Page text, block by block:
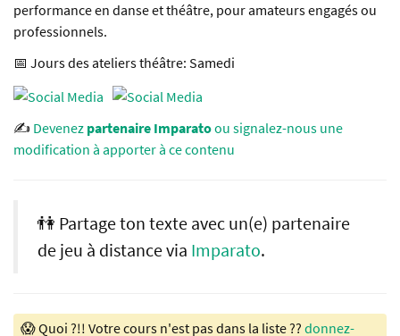
performance en danse et théâtre, pour amateurs engagés ou
professionnels.
📅 Jours des ateliers théâtre: Samedi
✍️ Devenez partenaire Imparatoou signalez-nous une
modification à apporter à ce contenu
👫 Partage ton texte avec un(e) partenaire
de jeu à distance via Imparato.
😱 Quoi ?!! Votre cours n'est pas dans la liste ?? donnez-